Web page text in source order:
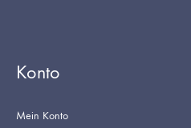
Konto
Mein Konto